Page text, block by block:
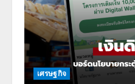
เศรษฐกิจ